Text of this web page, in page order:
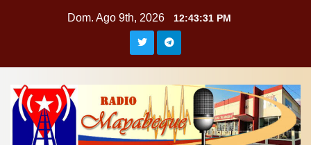
Dom. Ago 9th, 2026 12:43:32 PM